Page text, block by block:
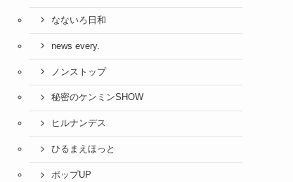
なないろ日和
news every.
ノンストップ
秘密のケンミンSHOW
ヒルナンデス
ひるまえほっと
ポップUP